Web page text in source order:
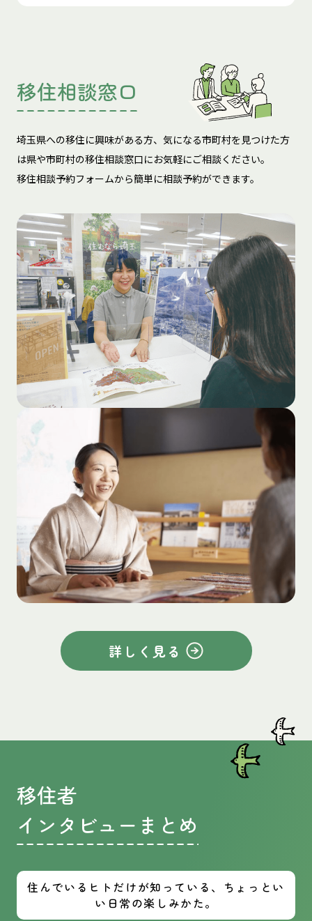
移住相談窓口
埼玉県への移住に興味がある方、気になる市町村を見つけた方
は県や市町村の移住相談窓口にお気軽にご相談ください。
移住相談予約フォームから簡単に相談予約ができます。
詳しく見る
移住者
インタビューまとめ
住んでいるヒトだけが知っている、ちょっとい
い日常の楽しみかた。